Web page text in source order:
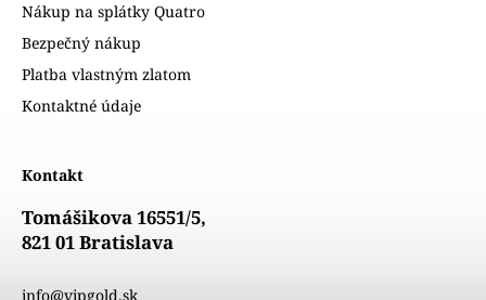
Nákup na splátky Quatro
Bezpečný nákup
Platba vlastným zlatom
Kontaktné údaje
Kontakt
Tomášikova 16551/5,
821 01 Bratislava
info@vipgold.sk